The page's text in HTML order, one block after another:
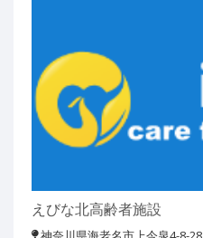
えびな北高齢者施設